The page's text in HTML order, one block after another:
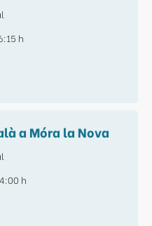
h
a Móra la Nova
h